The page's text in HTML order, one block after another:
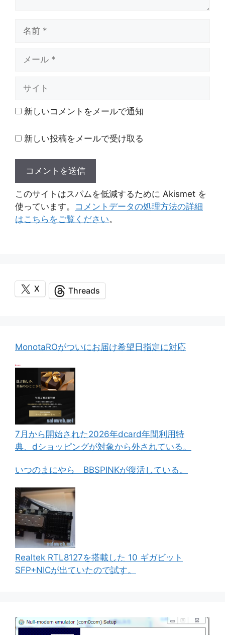
ト 新しいコメントをメールで通知
新しい投稿をメールで受け取る
このサイトはスパムを低減するために Akismet を
使っています。 コメントデータの処理方法の詳細
はこちらをご覧ください。
X Threads
MonotaROがついにお届け希望日指定に対応
7月から開始された2026年dcard年間利用特
典、dショッピングが対象から外されている。
いつのまにやら BBSPINKが復活している。
Realtek RTL8127を搭載した 10 ギガビット
SFP+NICが出ていたので試す。